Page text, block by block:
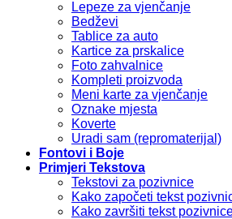
Lepeze za vjenčanje
Bedževi
Tablice za auto
Kartice za prskalice
Foto zahvalnice
Kompleti proizvoda
Meni karte za vjenčanje
Oznake mjesta
Koverte
Uradi sam (repromaterijal)
Fontovi i Boje
Primjeri Tekstova
Tekstovi za pozivnice
Kako započeti tekst
Kako završiti tekst